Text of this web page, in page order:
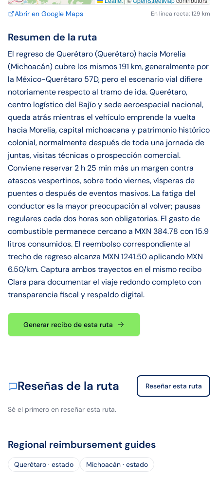
Abrir en Google Maps En línea recta: 129 km
Resumen de la ruta
El regreso de Querétaro (Querétaro) hacia Morelia
(Michoacán) cubre los mismos 191 km, generalmente por
la México-Querétaro 57D, pero el escenario vial difiere
notoriamente respecto al tramo de ida. Querétaro,
centro logístico del Bajío y sede aeroespacial nacional,
queda atrás mientras el vehículo emprende la vuelta
hacia Morelia, capital michoacana y patrimonio histórico
colonial, normalmente después de toda una jornada de
juntas, visitas técnicas o prospección comercial.
Conviene reservar 2 h 25 min más un margen contra
atascos vespertinos, sobre todo viernes, vísperas de
puentes o después de eventos masivos. La fatiga del
conductor es la mayor preocupación al volver; pausas
regulares cada dos horas son obligatorias. El gasto de
combustible permanece cercano a MXN 384.78 con 15.9
litros consumidos. El reembolso correspondiente al
trecho de regreso alcanza MXN 1241.50 aplicando MXN
6.50/km. Captura ambos trayectos en el mismo recibo
Clara para documentar el viaje redondo completo con
transparencia fiscal y respaldo digital.
Generar recibo de esta ruta
Reseñas de la ruta Reseñar esta ruta
Sé el primero en reseñar esta ruta.
Regional reimbursement guides
Querétaro · estado Michoacán · estado